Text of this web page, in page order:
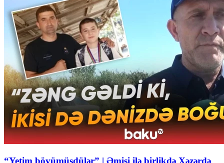
“Yetim böyümüşdülər” | Əmisi ilə birlikdə Xəzərdə